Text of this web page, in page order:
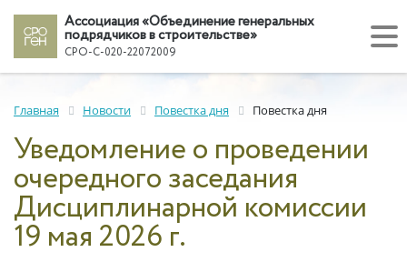
Ассоциация «Объединение генеральных
подрядчиков в строительстве»
СРО-С-020-22072009
Главная Новости Повестка дня Повестка дня
Уведомление о проведении
очередного заседания
Дисциплинарной комиссии
19 мая 2026 г.